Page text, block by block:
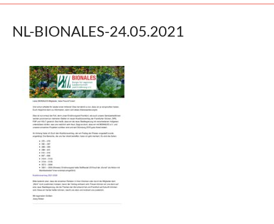
NL-BIONALES-24.05.2021